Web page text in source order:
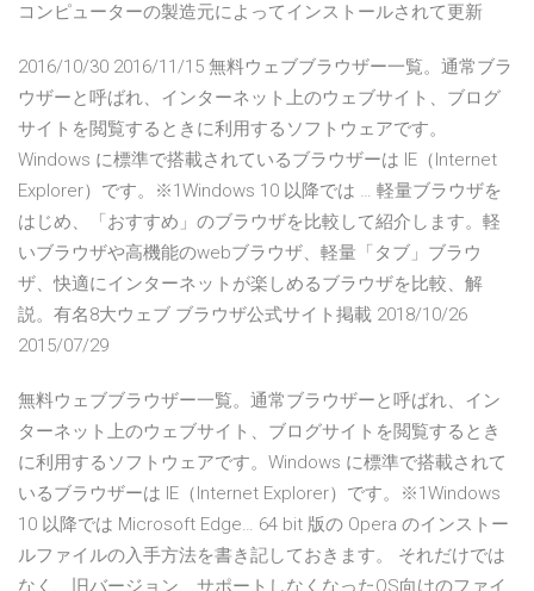
コンピューターの製造元によってインストールされて更新
2016/10/30 2016/11/15 無料ウェブブラウザー一覧。通常ブラ
ウザーと呼ばれ、インターネット上のウェブサイト、ブログ
サイトを閲覧するときに利用するソフトウェアです。
Windows に標準で搭載されているブラウザーは IE（Internet
Explorer）です。※1Windows 10 以降では … 軽量ブラウザを
はじめ、「おすすめ」のブラウザを比較して紹介します。軽
いブラウザや高機能のwebブラウザ、軽量「タブ」ブラウ
ザ、快適にインターネットが楽しめるブラウザを比較、解
説。有名8大ウェブ ブラウザ公式サイト掲載 2018/10/26
2015/07/29
無料ウェブブラウザー一覧。通常ブラウザーと呼ばれ、イン
ターネット上のウェブサイト、ブログサイトを閲覧するとき
に利用するソフトウェアです。Windows に標準で搭載されて
いるブラウザーは IE（Internet Explorer）です。※1Windows
10 以降では Microsoft Edge… 64 bit 版の Opera のインストー
ルファイルの入手方法を書き記しておきます。 それだけでは